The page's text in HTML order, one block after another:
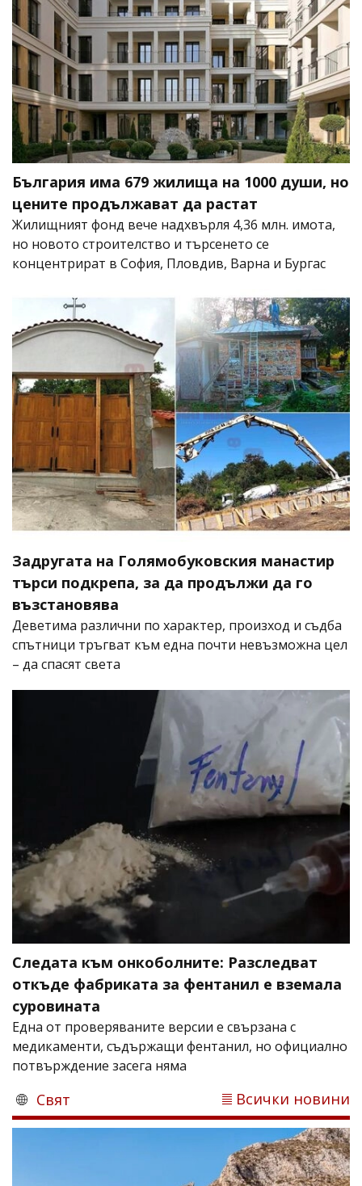
България има 679 жилища на 1000 души, но
цените продължават да растат
Жилищният фонд вече надхвърля 4,36 млн. имота,
но новото строителство и търсенето се
концентрират в София, Пловдив, Варна и Бургас
Задругата на Голямобуковския манастир
търси подкрепа, за да продължи да го
възстановява
Деветима различни по характер, произход и съдба
спътници тръгват към една почти невъзможна цел
– да спасят света
Следата към онкоболните: Разследват
откъде фабриката за фентанил е вземала
суровината
Една от проверяваните версии е свързана с
медикаменти, съдържащи фентанил, но официално
потвърждение засега няма
Свят Всички новини